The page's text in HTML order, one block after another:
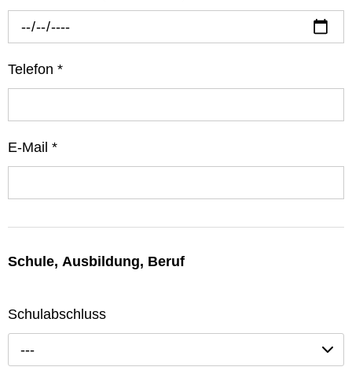
Telefon *
E-Mail *
Schule, Ausbildung, Beruf
Schulabschluss
---